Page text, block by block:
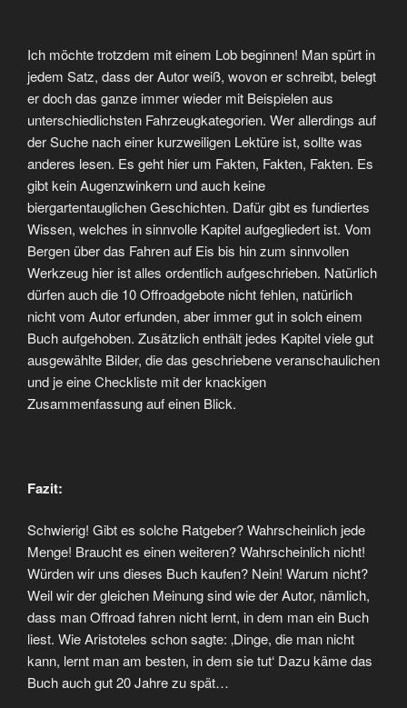
Ich möchte trotzdem mit einem Lob beginnen! Man spürt in
jedem Satz, dass der Autor weiß, wovon er schreibt, belegt
er doch das ganze immer wieder mit Beispielen aus
unterschiedlichsten Fahrzeugkategorien. Wer allerdings auf
der Suche nach einer kurzweiligen Lektüre ist, sollte was
anderes lesen. Es geht hier um Fakten, Fakten, Fakten. Es
gibt kein Augenzwinkern und auch keine
biergartentauglichen Geschichten. Dafür gibt es fundiertes
Wissen, welches in sinnvolle Kapitel aufgegliedert ist. Vom
Bergen über das Fahren auf Eis bis hin zum sinnvollen
Werkzeug hier ist alles ordentlich aufgeschrieben. Natürlich
dürfen auch die 10 Offroadgebote nicht fehlen, natürlich
nicht vom Autor erfunden, aber immer gut in solch einem
Buch aufgehoben. Zusätzlich enthält jedes Kapitel viele gut
ausgewählte Bilder, die das geschriebene veranschaulichen
und je eine Checkliste mit der knackigen
Zusammenfassung auf einen Blick.
Fazit:
Schwierig! Gibt es solche Ratgeber? Wahrscheinlich jede
Menge! Braucht es einen weiteren? Wahrscheinlich nicht!
Würden wir uns dieses Buch kaufen? Nein! Warum nicht?
Weil wir der gleichen Meinung sind wie der Autor, nämlich,
dass man Offroad fahren nicht lernt, in dem man ein Buch
liest. Wie Aristoteles schon sagte: ‚Dinge, die man nicht
kann, lernt man am besten, in dem sie tut‘ Dazu käme das
Buch auch gut 20 Jahre zu spät…